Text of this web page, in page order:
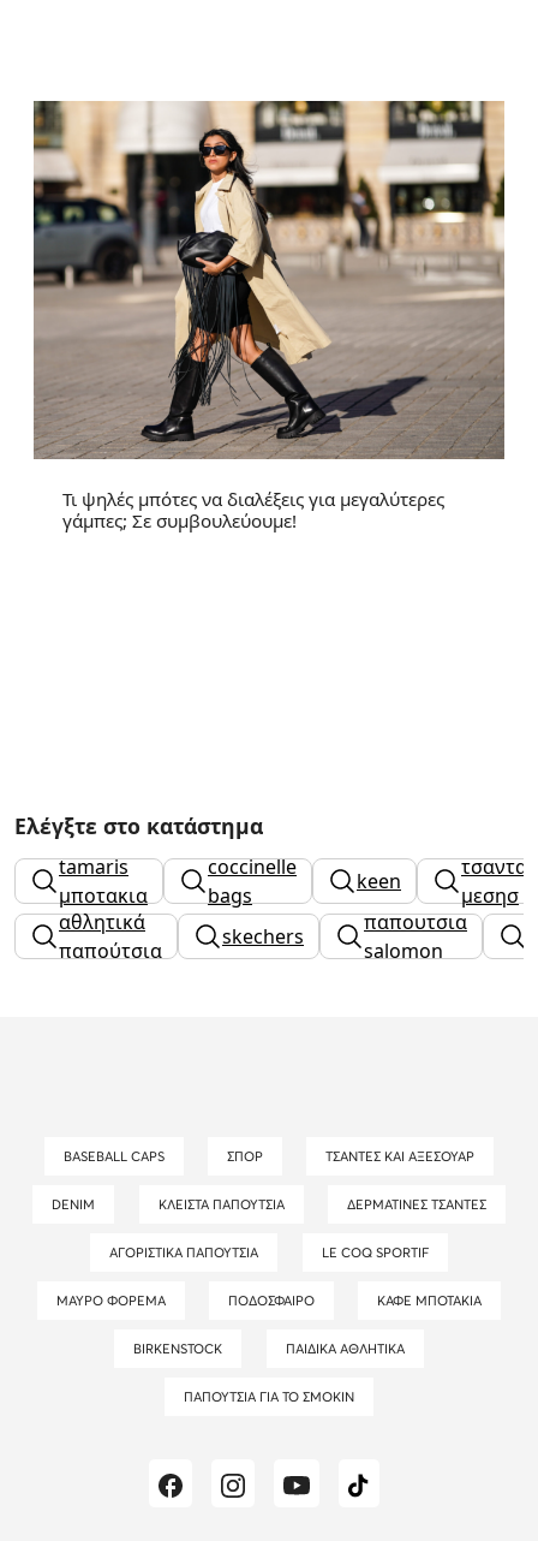
Τι ψηλές μπότες να διαλέξεις για μεγαλύτερες
γάμπες; Σε συμβουλεύουμε!
Ελέγξτε στο κατάστημα
tamaris
μποτακια
coccinelle
bags
keen
μεσησ
αθλητικά
παπούτσια
skechers
παπουτσια
salomon
BASEBALL CAPS ΣΠΟΡ ΤΣΆΝΤΕΣ ΚΑΙ ΑΞΕΣΟΥΆΡ
DENIM ΚΛΕΙΣΤΆ ΠΑΠΟΎΤΣΙΑ ΔΕΡΜΆΤΙΝΕΣ ΤΣΆΝΤΕΣ
ΑΓΟΡΊΣΤΙΚΑ ΠΑΠΟΎΤΣΙΑ LE COQ SPORTIF
ΜΑΎΡΟ ΦΌΡΕΜΑ ΠΟΔΌΣΦΑΙΡΟ ΚΑΦΈ ΜΠΟΤΆΚΙΑ
BIRKENSTOCK ΠΑΙΔΙΚΆ ΑΘΛΗΤΙΚΆ
ΠΑΠΟΎΤΣΙΑ ΓΙΑ ΤΟ ΣΜΌΚΙΝ